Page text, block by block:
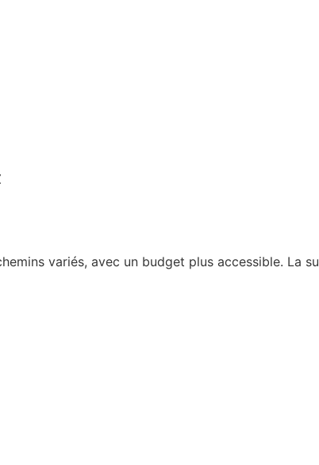
variés, avec un budget plus accessible. La